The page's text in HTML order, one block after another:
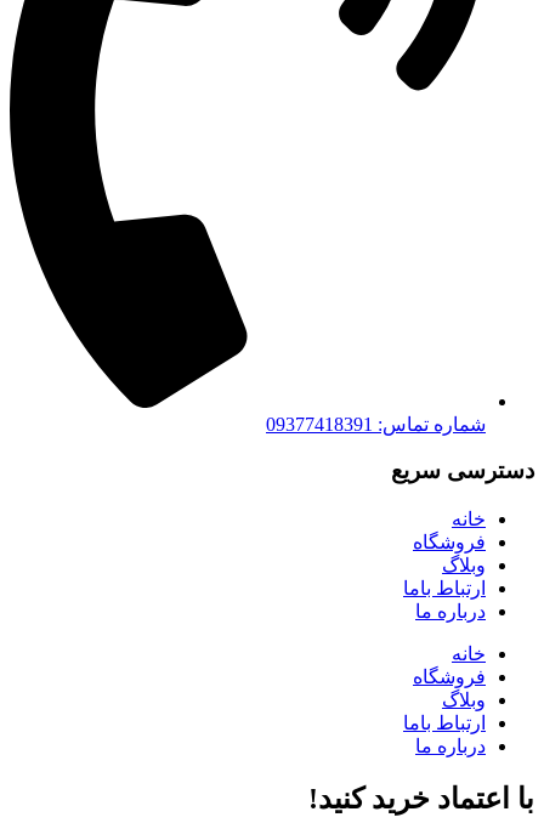
شماره تماس: 09377418391
دسترسی سریع
خانه
فروشگاه
وبلاگ
ارتباط باما
درباره ما
خانه
فروشگاه
وبلاگ
ارتباط باما
درباره ما
با اعتماد خرید کنید‌!